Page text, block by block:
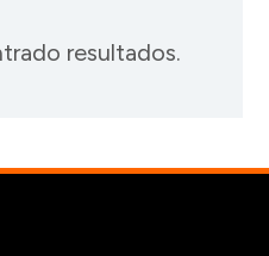
resultados.